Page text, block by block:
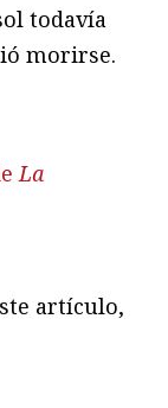
todavía
morirse.
La
artículo,